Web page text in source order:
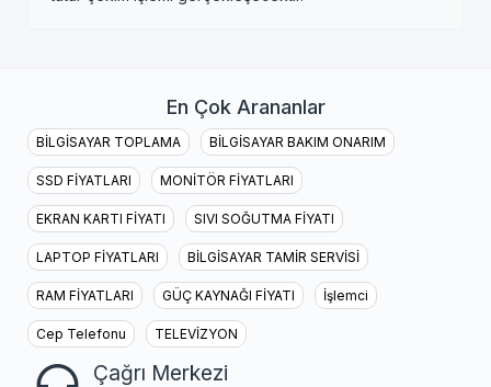
En Çok Arananlar
BİLGİSAYAR TOPLAMA BİLGİSAYAR BAKIM ONARIM
SSD FİYATLARI MONİTÖR FİYATLARI
EKRAN KARTI FİYATI SIVI SOĞUTMA FİYATI
LAPTOP FİYATLARI BİLGİSAYAR TAMİR SERVİSİ
RAM FİYATLARI GÜÇ KAYNAĞI FİYATI İşlemci
Cep Telefonu TELEVİZYON
Çağrı Merkezi